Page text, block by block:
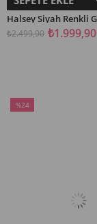
₺1.999,90
₺2.499,90
%24